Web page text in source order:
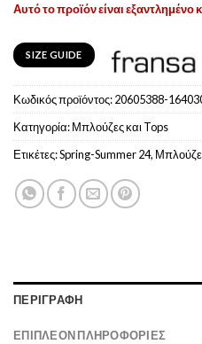
Αυτό το προϊόν είναι εξαντλημένο
SIZE GUIDE
Κωδικός προϊόντος:20605388-
Κατηγορία:Μπλούζες και Tops
Ετικέτες:Spring-Summer 24,
ΠΕΡΙΓΡΑΦΉ
ΕΠΙΠΛΈΟΝ ΠΛΗΡΟΦΟΡΊΕΣ